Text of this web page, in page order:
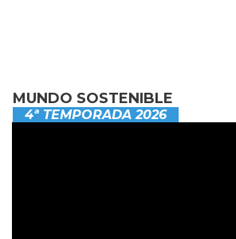
MUNDO SOSTENIBLE
4ª TEMPORADA 2026